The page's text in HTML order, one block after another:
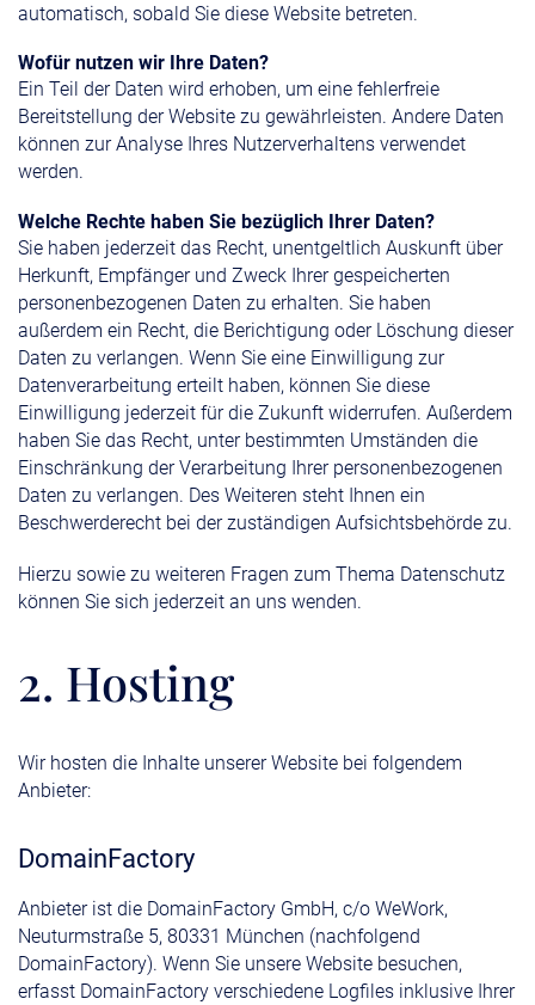
automatisch, sobald Sie diese Website betreten.
Wofür nutzen wir Ihre Daten?
Ein Teil der Daten wird erhoben, um eine fehlerfreie
Bereitstellung der Website zu gewährleisten. Andere Daten
können zur Analyse Ihres Nutzerverhaltens verwendet
werden.
Welche Rechte haben Sie bezüglich Ihrer Daten?
Sie haben jederzeit das Recht, unentgeltlich Auskunft über
Herkunft, Empfänger und Zweck Ihrer gespeicherten
personenbezogenen Daten zu erhalten. Sie haben
außerdem ein Recht, die Berichtigung oder Löschung dieser
Daten zu verlangen. Wenn Sie eine Einwilligung zur
Datenverarbeitung erteilt haben, können Sie diese
Einwilligung jederzeit für die Zukunft widerrufen. Außerdem
haben Sie das Recht, unter bestimmten Umständen die
Einschränkung der Verarbeitung Ihrer personenbezogenen
Daten zu verlangen. Des Weiteren steht Ihnen ein
Beschwerderecht bei der zuständigen Aufsichtsbehörde zu.
Hierzu sowie zu weiteren Fragen zum Thema Datenschutz
können Sie sich jederzeit an uns wenden.
2. Hosting
Wir hosten die Inhalte unserer Website bei folgendem
Anbieter:
DomainFactory
Anbieter ist die DomainFactory GmbH, c/o WeWork,
Neuturmstraße 5, 80331 München (nachfolgend
DomainFactory). Wenn Sie unsere Website besuchen,
erfasst DomainFactory verschiedene Logfiles inklusive Ihrer